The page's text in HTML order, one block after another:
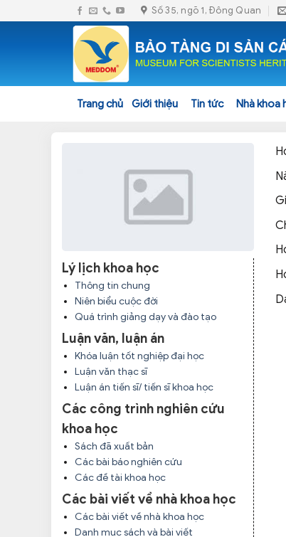
to
Số 35, ngõ 1, Đông Quan
Trang chủ Giới thiệu Tin tức Nhà khoa
Lý lịch khoa học
Thông tin chung
Niên biểu cuộc đời
Quá trình giảng dạy và đào tạo
Luận văn, luận án
Khóa luận tốt nghiệp đại học
Luận văn thạc sĩ
Luận án tiến sĩ/ tiến sĩ khoa học
Các công trình nghiên cứu
khoa học
Sách đã xuất bản
Các bài báo nghiên cứu
Các đề tài khoa học
Các bài viết về nhà khoa học
Các bài viết về nhà khoa học
Danh mục sách và bài viết